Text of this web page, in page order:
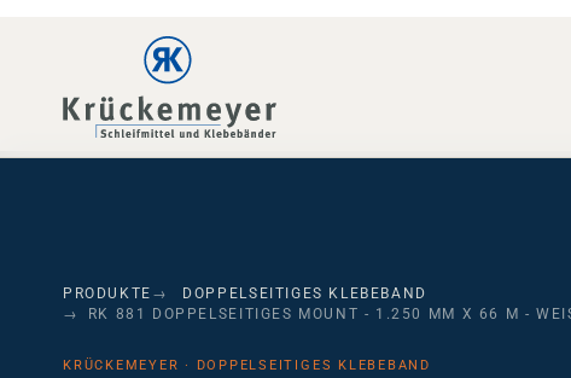
RK 881 DOPPELSEITIGES MOUNT - 1.250 MM X 66 M - WEISS
KRÜCKEMEYER · DOPPELSEITIGES KLEBEBAND